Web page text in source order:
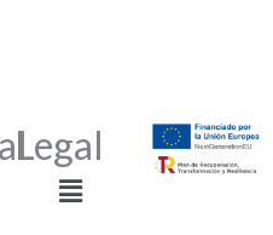
Legal
Menú